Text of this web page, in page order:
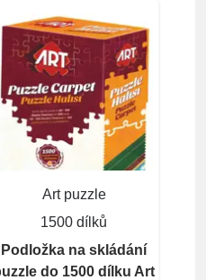
Art puzzle
1500 dílků
Podložka na skládání
do 1500 dílku Art